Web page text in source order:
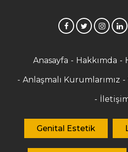
Anasayfa Hakkımda
Anlaşmalı Kurumlarımız
Genital Estetik